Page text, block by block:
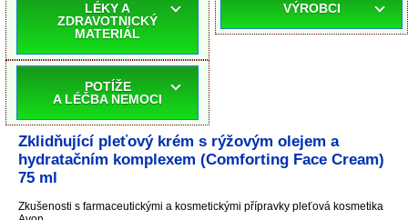
LÉKY A
ZDRAVOTNICKÝ
MATERIÁL
POTÍŽE
A LÉČBA NEMOCI
VÝROBCI
Zklidňující pleťový krém s rýžovým olejem a
hydratačním komplexem (Comforting Face Cream)
75 ml
Zkušenosti s farmaceutickými a kosmetickými přípravky pleťová kosmetika